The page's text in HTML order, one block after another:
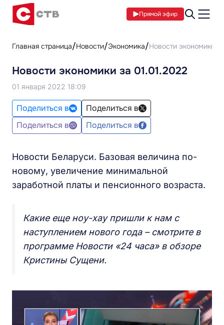
Прямой эфир
Главная страница Новости Экономика Новости экономики
Новости экономики за 01.01.2022
01 января 2022 18:09
Поделиться в
Поделиться в
Поделиться в
Поделиться в
Новости Беларуси. Базовая величина по-
новому, увеличение минимальной
заработной платы и пенсионного возраста.
Какие еще ноу-хау пришли к нам с
наступлением нового года – смотрите в
программе Новости «24 часа» в обзоре
Кристины Сущени.